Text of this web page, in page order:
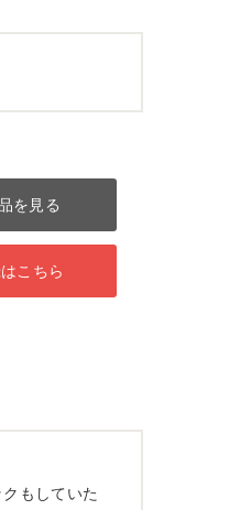
を見る
こちら
もしていた